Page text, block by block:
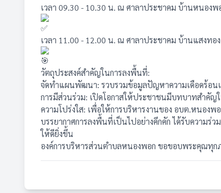
เวลา 09.30 - 10.30 น. ณ ศาลาประชาคม บ้านหนอง
เวลา 11.00 - 12.00 น. ณ ศาลาประชาคม บ้านแสงทอ
วัตถุประสงค์สำคัญในการลงพื้นที่:
จัดทำแผนพัฒนา: รวบรวมข้อมูลปัญหาความเดือดร้อน
การมีส่วนร่วม: เปิดโอกาสให้ประชาชนมีบทบาทสำคั
ความโปร่งใส: เพื่อให้การบริหารงานของ อบต.หนอง
บรรยากาศการลงพื้นที่เป็นไปอย่างคึกคัก ได้รับความ
ให้ดียิ่งขึ้น
องค์การบริหารส่วนตำบลหนองพอก ขอขอบพระคุณทุ